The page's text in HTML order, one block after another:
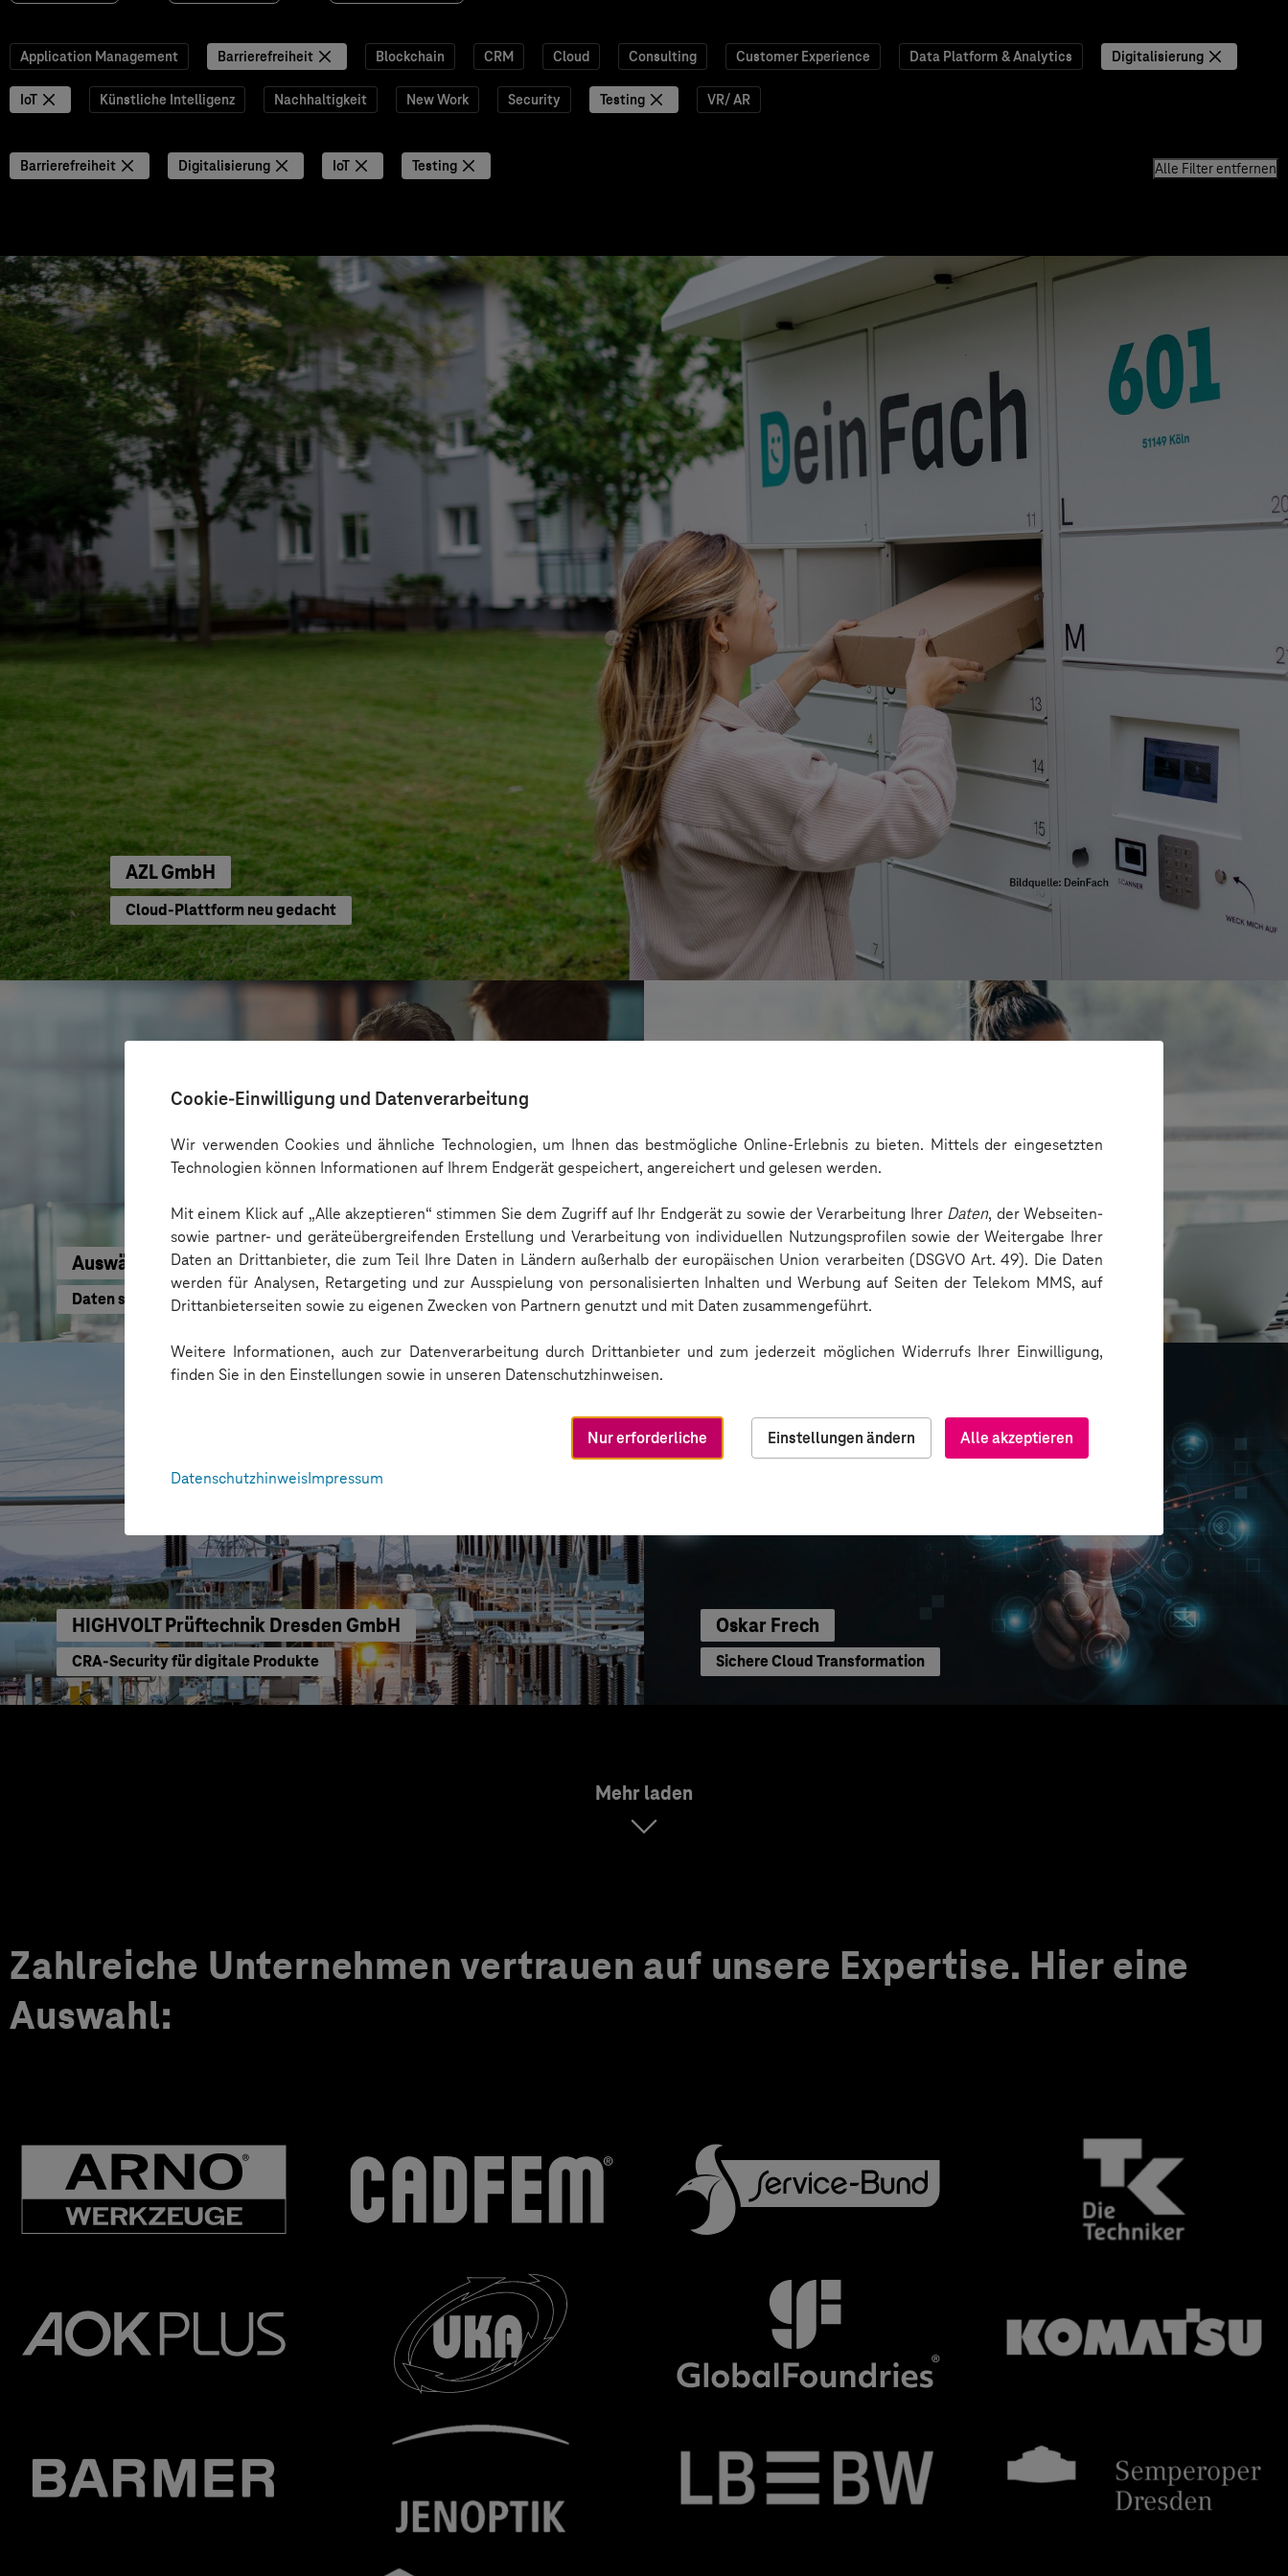
Cookie-Einwilligung und Datenverarbeitung
Wir verwenden Cookies und ähnliche Technologien, um Ihnen das bestmögliche Online-Erlebnis zu bieten. Mittels der eingesetzten
Technologien können Informationen auf Ihrem Endgerät gespeichert, angereichert und gelesen werden.
Mit einem Klick auf „Alle akzeptieren“ stimmen Sie dem Zugriff auf Ihr Endgerät zu sowie der Verarbeitung Ihrer Daten, der Webseiten-
sowie partner- und geräteübergreifenden Erstellung und Verarbeitung von individuellen Nutzungsprofilen sowie der Weitergabe Ihrer
Daten an Drittanbieter, die zum Teil Ihre Daten in Ländern außerhalb der europäischen Union verarbeiten (DSGVO Art. 49). Die Daten
werden für Analysen, Retargeting und zur Ausspielung von personalisierten Inhalten und Werbung auf Seiten der Telekom MMS, auf
Drittanbieterseiten sowie zu eigenen Zwecken von Partnern genutzt und mit Daten zusammengeführt.
Weitere Informationen, auch zur Datenverarbeitung durch Drittanbieter und zum jederzeit möglichen Widerrufs Ihrer Einwilligung,
finden Sie in den Einstellungen sowie in unseren Datenschutzhinweisen.
Alle akzeptieren
Nur erforderliche
Einstellungen ändern
DatenschutzhinweisImpressum
Application Management Barrierefreiheit Blockchain CRM Cloud Consulting Customer Experience Data Platform & Analytics Digitalisierung
IoT Künstliche Intelligenz Nachhaltigkeit New Work Security Testing VR/ AR
Barrierefreiheit Digitalisierung IoT Testing Alle Filter entfernen
AZL GmbH
Cloud-Plattform neu gedacht
Auswärtiges Amt
Daten schneller nutzen
BARMER
Sichere Kommunikation über Messenger
HIGHVOLT Prüftechnik Dresden GmbH
CRA-Security für digitale Produkte
Oskar Frech
Sichere Cloud Transformation
Mehr laden
Zahlreiche Unternehmen vertrauen auf unsere Expertise. Hier eine
Auswahl: